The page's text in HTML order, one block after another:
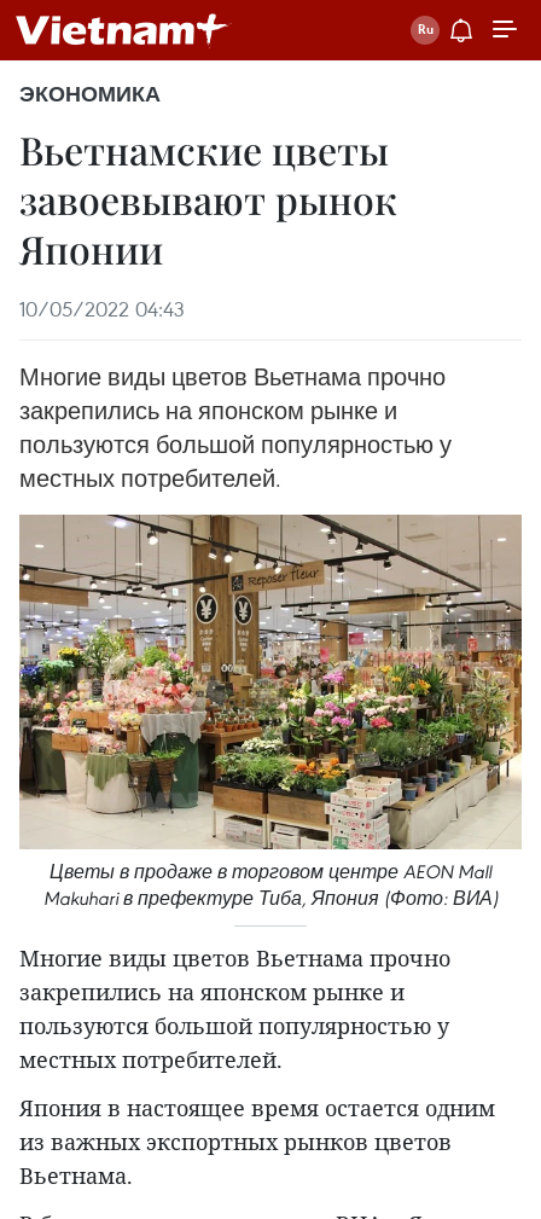
ЭКОНОМИКА
Вьетнамские цветы
завоевывают рынок
Японии
10/05/2022 04:43
Многие виды цветов Вьетнама прочно
закрепились на японском рынке и
пользуются большой популярностью у
местных потребителей.
Цветы в продаже в торговом центре AEON Mall
Makuhari в префектуре Тиба, Япония (Фото: ВИА)
Многие виды цветов Вьетнама прочно
закрепились на японском рынке и
пользуются большой популярностью у
местных потребителей.
Япония в настоящее время остается одним
из важных экспортных рынков цветов
Вьетнама.